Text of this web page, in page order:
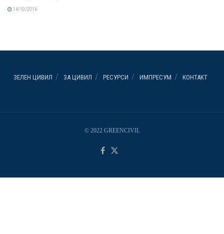
14/10/2016
ЗЕЛЕН ЦИВИЛ ЗА ЦИВИЛ РЕСУРСИ ИМПРЕСУМ КОНТАКТ
© 2022 GREENCIVIL